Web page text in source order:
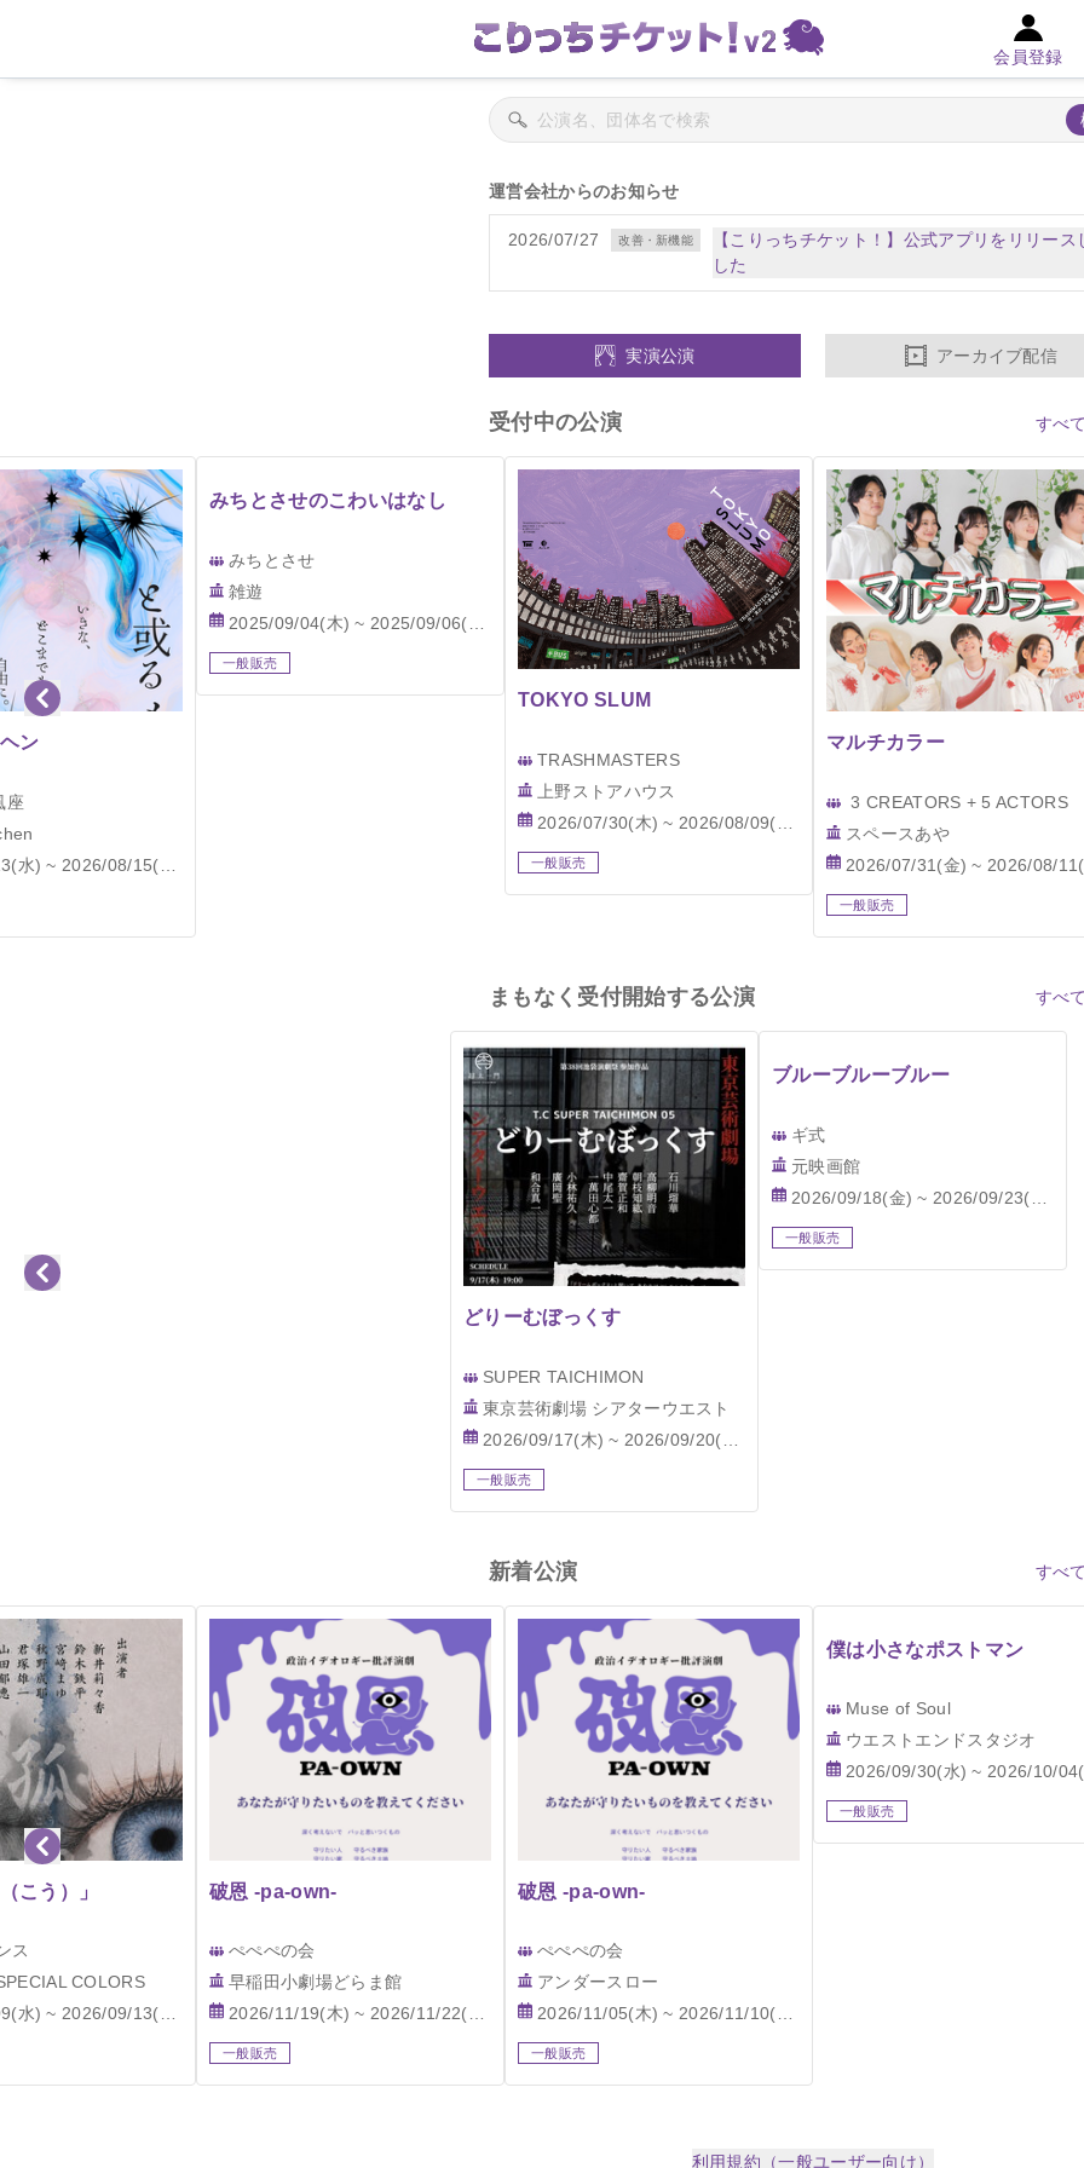
会員登録
運営会社からのお知らせ
2026/07/27 改善・新機能
【こりっちチケット！】公式アプリをリリース
した
実演公演 アーカイブ配信
受付中の公演 すべ
ン
座
水) ~ 2026/08/15(土)
みちとさせのこわいはなし
みちとさせ
雑遊
2025/09/04(木) ~ 2025/09/06(土)
一般販売
TOKYO SLUM
TRASHMASTERS
上野ストアハウス
2026/07/30(木) ~ 2026/08/09(日)
一般販売
マルチカラー
3 CREATORS + 5 ACTORS
スペースあや
2026/07/31(金) ~ 2026/08/11(火)
一般販売
まもなく受付開始する公演 すべ
どりーむぼっくす
SUPER TAICHIMON
東京芸術劇場 シアターウエスト
2026/09/17(木) ~ 2026/09/20(日)
一般販売
ブルーブルーブルー
ギ式
元映画館
2026/09/18(金) ~ 2026/09/23(水)
一般販売
新着公演 すべ
こう）」
ス
COLORS
水) ~ 2026/09/13(日)
破恩 -pa-own-
ぺぺぺの会
早稲田小劇場どらま館
2026/11/19(木) ~ 2026/11/22(日)
一般販売
破恩 -pa-own-
ぺぺぺの会
アンダースロー
2026/11/05(木) ~ 2026/11/10(火)
一般販売
僕は小さなポストマン
Muse of Soul
ウエストエンドスタジオ
2026/09/30(水) ~ 2026/10/04(日)
一般販売
利用規約（一般ユーザー向け）